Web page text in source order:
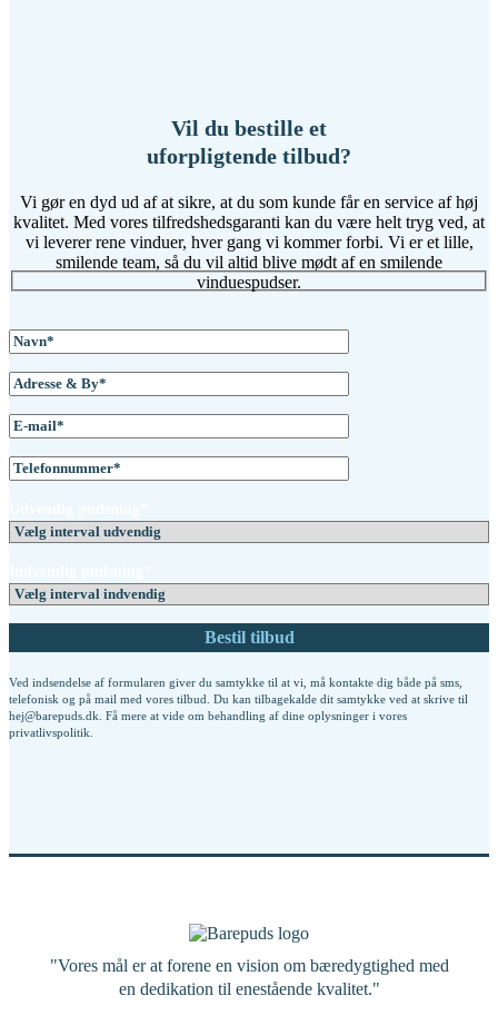
Vil du bestille et
uforpligtende tilbud?
Vi gør en dyd ud af at sikre, at du som kunde får en service af høj
kvalitet. Med vores tilfredshedsgaranti kan du være helt tryg ved, at
vi leverer rene vinduer, hver gang vi kommer forbi. Vi er et lille,
smilende team, så du vil altid blive mødt af en smilende
vinduespudser.
Ved indsendelse af formularen giver du samtykke til at vi, må kontakte dig både på sms,
telefonisk og på mail med vores tilbud. Du kan tilbagekalde dit samtykke ved at skrive til
hej@barepuds.dk. Få mere at vide om behandling af dine oplysninger i vores
privatlivspolitik
"Vores mål er at forene en vision om bæredygtighed med
en dedikation til enestående kvalitet."